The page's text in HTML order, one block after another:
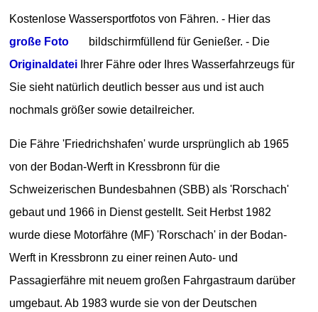
Kostenlose Wassersportfotos von Fähren. - Hier das
große Foto
bildschirmfüllend für Genießer. - Die
Originaldatei Ihrer Fähre oder Ihres Wasserfahrzeugs für
Sie sieht natürlich deutlich besser aus und ist auch
nochmals größer sowie detailreicher.
Die Fähre 'Friedrichshafen' wurde ursprünglich ab 1965
von der Bodan-Werft in Kressbronn für die
Schweizerischen Bundesbahnen (SBB) als 'Rorschach'
gebaut und 1966 in Dienst gestellt. Seit Herbst 1982
wurde diese Motorfähre (MF) 'Rorschach' in der Bodan-
Werft in Kressbronn zu einer reinen Auto- und
Passagierfähre mit neuem großen Fahrgastraum darüber
umgebaut. Ab 1983 wurde sie von der Deutschen